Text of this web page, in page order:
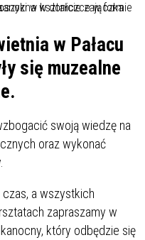
w Pałacu
się muzealne
swoją wiedzę na
oraz wykonać
a wszystkich
zapraszamy w
który odbędzie się